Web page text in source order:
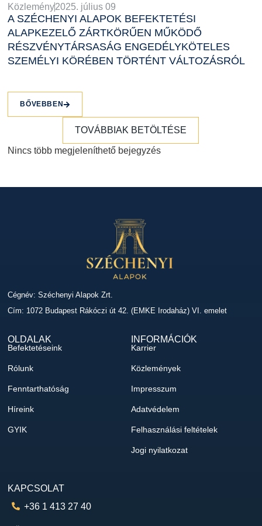
Közlemény2025. július 09
A SZÉCHENYI ALAPOK BEFEKTETÉSI
ALAPKEZELŐ ZÁRTKÖRŰEN MŰKÖDŐ
RÉSZVÉNYTÁRSASÁG ENGEDÉLYKÖTELES
SZEMÉLYI KÖRÉBEN TÖRTÉNT VÁLTOZÁSRÓL
BŐVEBBEN
TOVÁBBIAK BETÖLTÉSE
Nincs több megjeleníthető bejegyzés
Cégnév: Széchenyi Alapok Zrt.
Cím: 1072 Budapest Rákóczi út 42. (EMKE Irodaház) VI. emelet
OLDALAK
Befektetéseink
Rólunk
Fenntarthatóság
Híreink
GYIK
INFORMÁCIÓK
Karrier
Közlemények
Impresszum
Adatvédelem
Felhasználási feltételek
Jogi nyilatkozat
KAPCSOLAT
+36 1 413 27 40